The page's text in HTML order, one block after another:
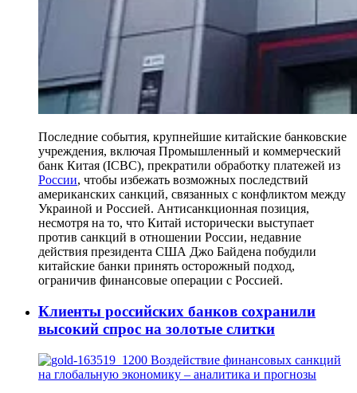
Последние события, крупнейшие китайские банковские
учреждения, включая Промышленный и коммерческий
банк Китая (ICBC), прекратили обработку платежей из
России, чтобы избежать возможных последствий
американских санкций, связанных с конфликтом между
Украиной и Россией. Антисанкционная позиция,
несмотря на то, что Китай исторически выступает
против санкций в отношении России, недавние
действия президента США Джо Байдена побудили
китайские банки принять осторожный подход,
ограничив финансовые операции с Россией.
Клиенты российских банков сохранили
высокий спрос на золотые слитки